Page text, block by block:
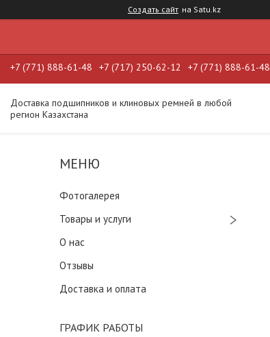
Создать сайт на Satu.kz
+7 (771) 888-61-48 +7 (717) 250-62-12 +7 (771) 888-61-48
Доставка подшипников и клиновых ремней в любой
регион Казахстана
Фотогалерея
Товары и услуги
О нас
Отзывы
Доставка и оплата
ГРАФИК РАБОТЫ